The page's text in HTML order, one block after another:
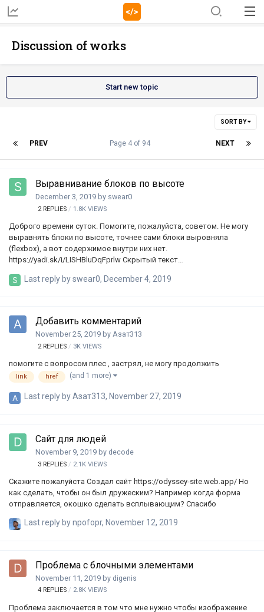
Discussion of works
Start new topic
SORT BY
PREV NEXT
Page 4 of 94
Выравнивание блоков по высоте
December 3, 2019 by swear0
2 REPLIES 1.8K VIEWS
Доброго времени суток. Помогите, пожалуйста, советом. Не могу
выравнять блоки по высоте, точнее сами блоки выровняла
(flexbox), а вот содержимое внутри них нет.
https://yadi.sk/i/LISHBluDqFprlw Скрытый текст
ли это привести в порядок без javascript только средствами css?
Last reply byswear0, December 4, 2019
Добавить комментарий
November 25, 2019 by Азат313
2 REPLIES 3K VIEWS
помогите с вопросом плес , застрял, не могу продолжить
Last reply byАзат313, November 27, 2019
link href (and 1 more)
Сайт для людей
November 9, 2019 by decode
3 REPLIES 2.1K VIEWS
Скажите пожалуйста Создал сайт https://odyssey-site.web.app/ Но
как сделать, чтобы он был дружеским? Например когда форма
отправляется, окошко сделать всплывающим? Спасибо
Last reply bynpofopr, November 12, 2019
Проблема с блочными элементами
November 11, 2019 by digenis
4 REPLIES 2.8K VIEWS
Проблема заключается в том что мне нужно чтобы изображение